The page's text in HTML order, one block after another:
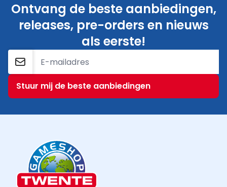
Ontvang de beste aanbiedingen,
releases, pre-orders en nieuws
als eerste!
E-mailadres
Stuur mij de beste aanbiedingen